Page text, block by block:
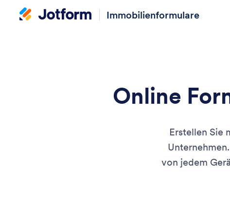
Immobilienformulare
Online
Erstellen Sie
von jedem